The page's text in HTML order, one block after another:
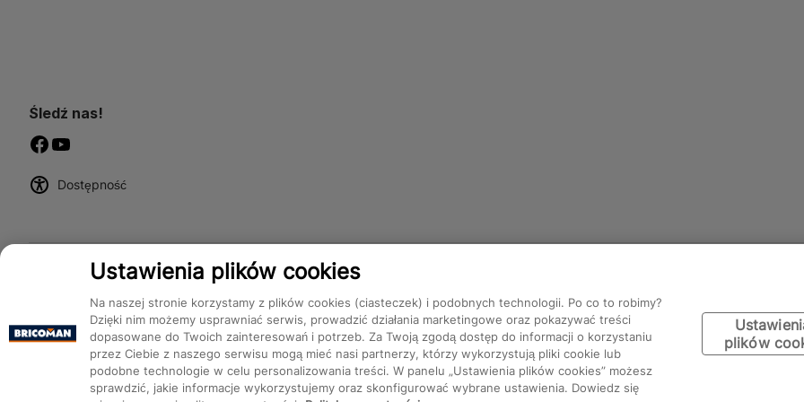
Śledź nas!
Dostępność
Bricoman 2026 ©
Ustawienia plików cookies
Na naszej stronie korzystamy z plików cookies (ciasteczek) i podobnych technologii. Po co to robimy?
Dzięki nim możemy usprawniać serwis, prowadzić działania marketingowe oraz pokazywać treści
dopasowane do Twoich zainteresowań i potrzeb. Za Twoją zgodą dostęp do informacji o korzystaniu
przez Ciebie z naszego serwisu mogą mieć nasi partnerzy, którzy wykorzystują pliki cookie lub
podobne technologie w celu personalizowania treści. W panelu „Ustawienia plików cookies” możesz
sprawdzić, jakie informacje wykorzystujemy oraz skonfigurować wybrane ustawienia. Dowiedz się
plików